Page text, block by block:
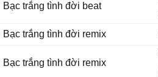
Bạc trắng tình đời beat
Bạc trắng tình đời remix
Bạc trắng tình đời remix